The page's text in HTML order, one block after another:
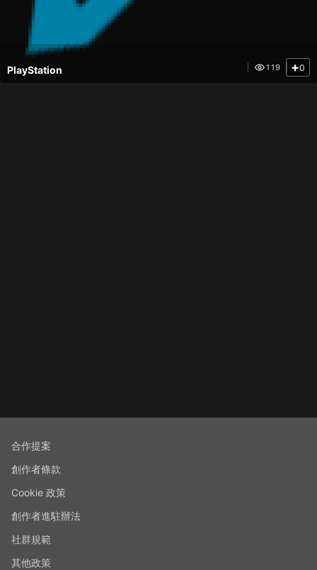
PlayStation 119 +0
合作提案
創作者條款
Cookie 政策
創作者進駐辦法
社群規範
其他政策